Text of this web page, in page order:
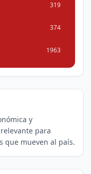
319
374
1963
y
para
que mueven al país.